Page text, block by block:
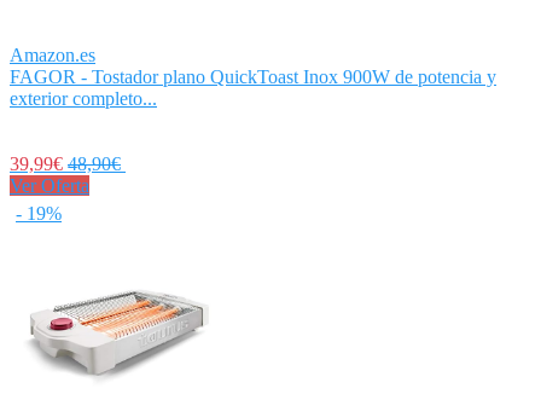
Amazon.es
FAGOR - Tostador plano QuickToast Inox 900W de potencia y
exterior completo...
39,99€ 48,90€
Ver Oferta
- 19%